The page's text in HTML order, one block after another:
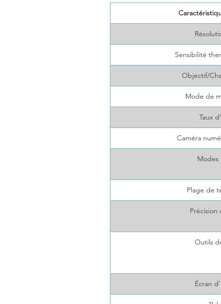
Sensibilité
Objectif/
Mode de
Taux
Caméra
Modes
Plage de
Précision
Outils
Écran